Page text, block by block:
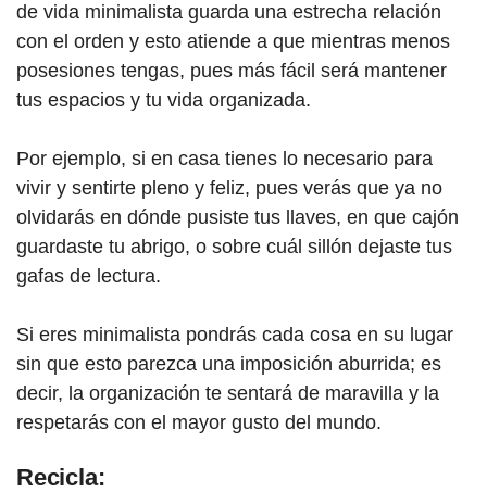
de vida minimalista guarda una estrecha relación
con el orden y esto atiende a que mientras menos
posesiones tengas, pues más fácil será mantener
tus espacios y tu vida organizada.
Por ejemplo, si en casa tienes lo necesario para
vivir y sentirte pleno y feliz, pues verás que ya no
olvidarás en dónde pusiste tus llaves, en que cajón
guardaste tu abrigo, o sobre cuál sillón dejaste tus
gafas de lectura.
Si eres minimalista pondrás cada cosa en su lugar
sin que esto parezca una imposición aburrida; es
decir, la organización te sentará de maravilla y la
respetarás con el mayor gusto del mundo.
Recicla: